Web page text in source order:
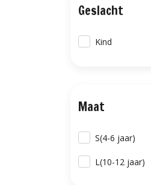
Geslacht
Kind
Maat
S(4-6 jaar)
L(10-12 jaar)